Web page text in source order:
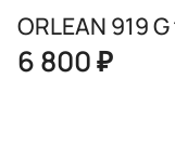
ORLEAN 919
6 800 ₽